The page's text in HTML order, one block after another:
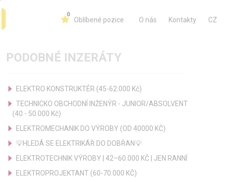
0
Oblíbené pozice O nás Kontakty CZ
PODOBNÉ INZERÁTY
ELEKTRO KONSTRUKTÉR (45-62.000 Kč)
TECHNICKO OBCHODNÍ INŽENÝR - JUNIOR/ABSOLVENT
(40 - 50.000 Kč)
ELEKTROMECHANIK DO VÝROBY (OD 40000 KČ)
💡HLEDÁ SE ELEKTRIKÁŘ DO DOBŘAN💡
ELEKTROTECHNIK VÝROBY | 42–60.000 KČ | JEN RANNÍ
ELEKTROPROJEKTANT (60-70.000 KČ)